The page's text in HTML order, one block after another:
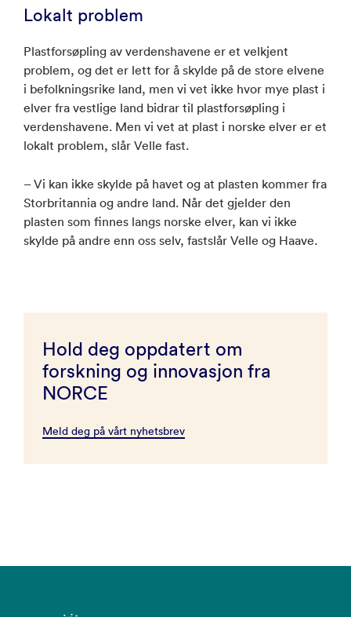
Lokalt problem
Plastforsøpling av verdenshavene er et velkjent
problem, og det er lett for å skylde på de store elvene
i befolkningsrike land, men vi vet ikke hvor mye plast i
elver fra vestlige land bidrar til plastforsøpling i
verdenshavene. Men vi vet at plast i norske elver er et
lokalt problem, slår Velle fast.
– Vi kan ikke skylde på havet og at plasten kommer fra
Storbritannia og andre land. Når det gjelder den
plasten som finnes langs norske elver, kan vi ikke
skylde på andre enn oss selv, fastslår Velle og Haave.
Hold deg oppdatert om
forskning og innovasjon fra
NORCE
Meld deg på vårt nyhetsbrev